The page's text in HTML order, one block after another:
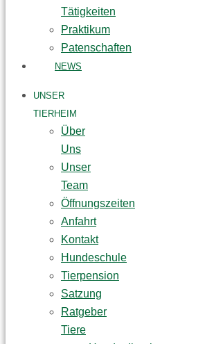
Tätigkeiten
Praktikum
Patenschaften
NEWS
UNSER
TIERHEIM
Über
Uns
Unser
Team
Öffnungszeiten
Anfahrt
Kontakt
Hundeschule
Tierpension
Satzung
Ratgeber
Tiere